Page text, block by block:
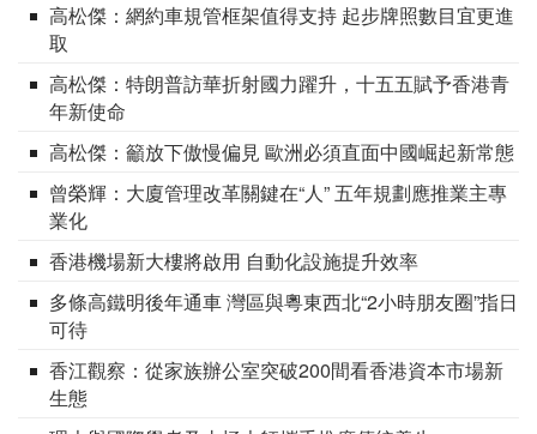
高松傑：網約車規管框架值得支持 起步牌照數目宜更進
取
高松傑：特朗普訪華折射國力躍升，十五五賦予香港青
年新使命
高松傑：籲放下傲慢偏見 歐洲必須直面中國崛起新常態
曾榮輝：大廈管理改革關鍵在“人” 五年規劃應推業主專
業化
香港機場新大樓將啟用 自動化設施提升效率
多條高鐵明後年通車 灣區與粵東西北“2小時朋友圈”指日
可待
香江觀察：從家族辦公室突破200間看香港資本市場新
生態